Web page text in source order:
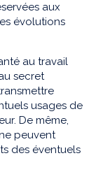
aux
évolutions
au travail
secret
usages de
De même,
peuvent
des éventuels